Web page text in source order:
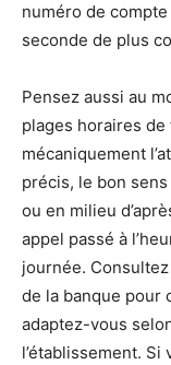
numéro de compte
seconde de plus
Pensez aussi au
plages horaires
mécaniquement
précis, le bon
ou en milieu
appel passé à
journée.
de la banque pour
adaptez-vous
l’établissement. Si